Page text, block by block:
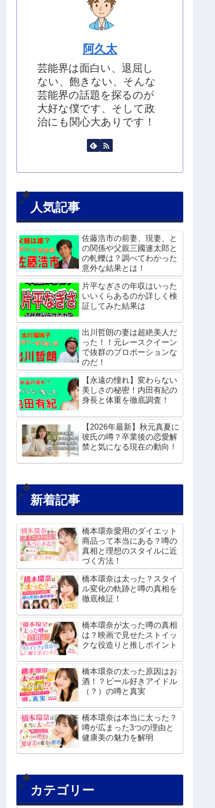
阿久太
芸能界は面白い、退屈し
ない、飽きない、そんな
芸能界の話題を探るのが
大好な僕です、そして政
治にも関心大ありです！
人気記事
佐藤浩市の前妻、現妻、と
の関係や父親三國連太郎と
の軋轢は？調べてわかった
意外な結果とは！
片平なぎさの年収はいった
いいくらあるのか詳しく検
証してみた結果は
出川哲朗の妻は超絶美人だ
った！！元レースクイーン
で抜群のプロポーションな
のだ！
【永遠の憧れ】変わらない
美しさの秘密！内田有紀の
身長と体重を徹底調査！
【2026年最新】秋元真夏に
彼氏の噂？卒業後の恋愛解
禁と気になる現在の動向！
新着記事
橋本環奈愛用のダイエット
商品って本当にある？噂の
真相と理想のスタイルに近
づく方法！
橋本環奈は太った？スタイ
ル変化の軌跡と噂の真相を
徹底検証！
橋本環奈が太った噂の真相
は？映画で見せたストイッ
クな役造りと推しポイント
橋本環奈の太った原因はお
酒！？ビール好きアイドル
（？）の噂と真実
橋本環奈は本当に太った？
噂が広まった3つの理由と
健康美の魅力を解明
カテゴリー